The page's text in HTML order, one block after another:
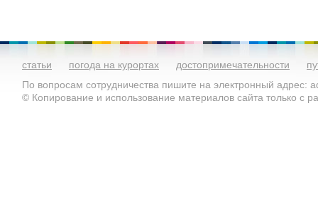
статьи погода на курортах достопримечательности
По вопросам сотрудничества пишите на электронный адрес:
© Копирование и использование материалов сайта только с